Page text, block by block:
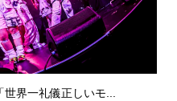
界一礼儀正しいモ...